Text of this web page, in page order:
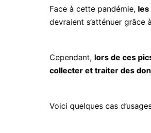
Face à cette pandémie,
devraient s’atténuer grâce
Cependant, lors de ces
collecter et traiter des
Voici quelques cas